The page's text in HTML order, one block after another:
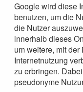
Google wird diese
benutzen, um die
die Nutzer
innerhalb dieses
um weitere, mit
Internetnutzung
zu erbringen.
pseudonyme